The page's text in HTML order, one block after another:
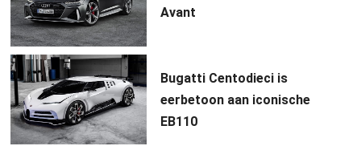
Avant
Bugatti Centodieci is
eerbetoon aan iconische
EB110